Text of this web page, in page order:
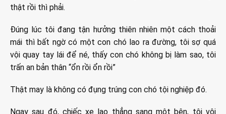
thật rồi thì phải.
Đúng lúc tôi đang tận hưởng thiên nhiên một cách thoải
mái thì bất ngờ có một con chó lao ra đường, tôi sợ quá
vội quay tay lái để né, thấy con chó không bị làm sao, tôi
trấn an bản thân “ổn rồi ổn rồi”
Thật may là không có đụng trúng con chó tội nghiệp đó.
Ngay sau đó, chiếc xe lao thẳng sang một bên, tôi vội